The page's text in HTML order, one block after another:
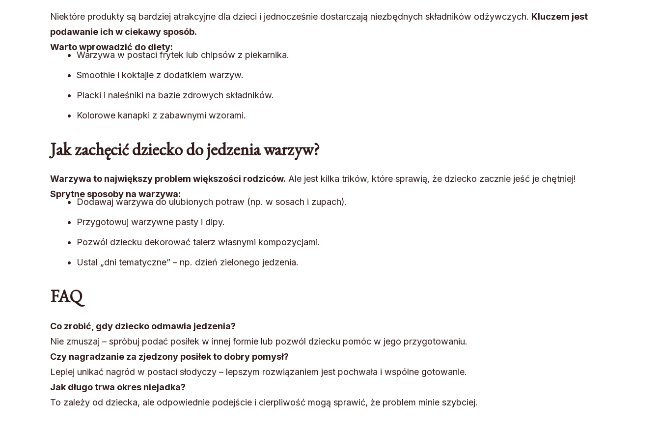
Niektóre produkty są bardziej atrakcyjne dla dzieci i jednocześnie dostarczają niezbędnych składników odżywczych. Kluczem jest
podawanie ich w ciekawy sposób.
Warto wprowadzić do diety:
Warzywa w postaci frytek lub chipsów z piekarnika.
Smoothie i koktajle z dodatkiem warzyw.
Placki i naleśniki na bazie zdrowych składników.
Kolorowe kanapki z zabawnymi wzorami.
Jak zachęcić dziecko do jedzenia warzyw?
Warzywa to największy problem większości rodziców. Ale jest kilka trików, które sprawią, że dziecko zacznie jeść je chętniej!
Sprytne sposoby na warzywa:
Dodawaj warzywa do ulubionych potraw (np. w sosach i zupach).
Przygotowuj warzywne pasty i dipy.
Pozwól dziecku dekorować talerz własnymi kompozycjami.
Ustal „dni tematyczne” – np. dzień zielonego jedzenia.
FAQ
Co zrobić, gdy dziecko odmawia jedzenia?
Nie zmuszaj – spróbuj podać posiłek w innej formie lub pozwól dziecku pomóc w jego przygotowaniu.
Czy nagradzanie za zjedzony posiłek to dobry pomysł?
Lepiej unikać nagród w postaci słodyczy – lepszym rozwiązaniem jest pochwała i wspólne gotowanie.
Jak długo trwa okres niejadka?
To zależy od dziecka, ale odpowiednie podejście i cierpliwość mogą sprawić, że problem minie szybciej.